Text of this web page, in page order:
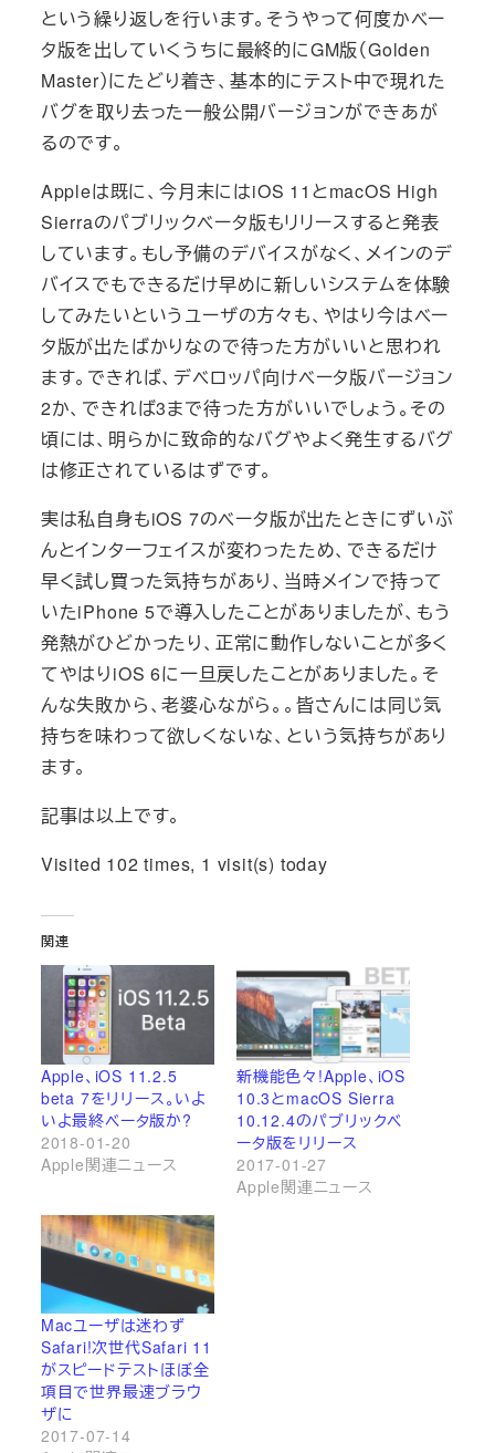
という繰り返しを行います。そうやって何度かベー
タ版を出していくうちに最終的にGM版（Golden
Master）にたどり着き、基本的にテスト中で現れた
バグを取り去った一般公開バージョンができあが
るのです。
Appleは既に、今月末にはiOS 11とmacOS High
Sierraのパブリックベータ版もリリースすると発表
しています。もし予備のデバイスがなく、メインのデ
バイスでもできるだけ早めに新しいシステムを体験
してみたいというユーザの方々も、やはり今はベー
タ版が出たばかりなので待った方がいいと思われ
ます。できれば、デベロッパ向けベータ版バージョン
2か、できれば3まで待った方がいいでしょう。その
頃には、明らかに致命的なバグやよく発生するバグ
は修正されているはずです。
実は私自身もiOS 7のベータ版が出たときにずいぶ
んとインターフェイスが変わったため、できるだけ
早く試し買った気持ちがあり、当時メインで持って
いたiPhone 5で導入したことがありましたが、もう
発熱がひどかったり、正常に動作しないことが多く
てやはりiOS 6に一旦戻したことがありました。そ
んな失敗から、老婆心ながら。。皆さんには同じ気
持ちを味わって欲しくないな、という気持ちがあり
ます。
記事は以上です。
Visited 102 times, 1 visit(s) today
関連
Apple、iOS 11.2.5
beta 7をリリース。いよ
いよ最終ベータ版か?
2018-01-20
Apple関連ニュース
新機能色々!Apple、iOS
10.3とmacOS Sierra
10.12.4のパブリックベ
ータ版をリリース
2017-01-27
Apple関連ニュース
Macユーザは迷わず
Safari!次世代Safari 11
がスピードテストほぼ全
項目で世界最速ブラウ
ザに
2017-07-14